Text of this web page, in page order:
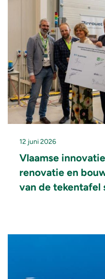
12 juni 2026
Vlaamse
renovatie en
van de tekentafel